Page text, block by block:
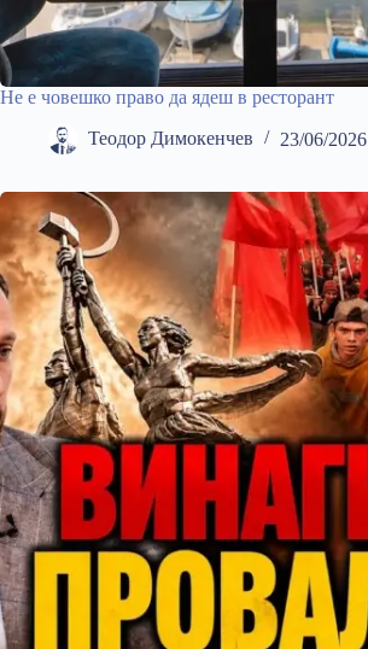
Не е човешко право да ядеш в ресторант
Теодор Димокенчев 23/06/2026